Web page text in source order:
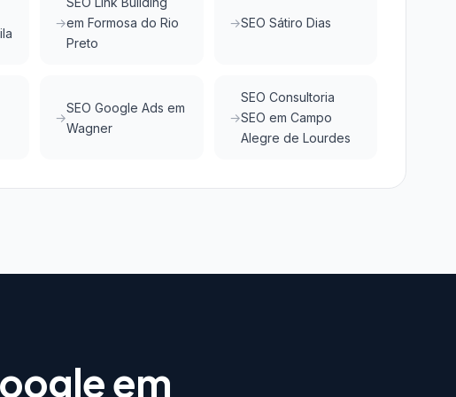
em Formosa do Rio
Preto
SEO Sátiro Dias
SEO Google Ads em
Wagner
SEO Consultoria
SEO em Campo
Alegre de Lourdes
em